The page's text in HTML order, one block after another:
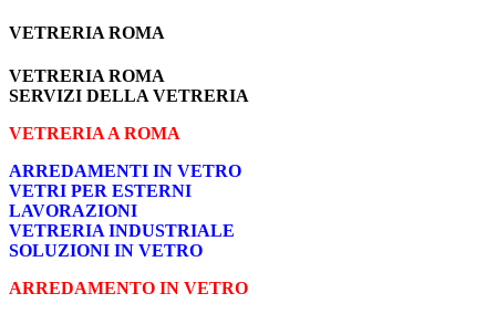
VETRERIA ROMA
VETRERIA ROMA
SERVIZI DELLA VETRERIA
VETRERIA A ROMA
ARREDAMENTI IN VETRO
VETRI PER ESTERNI
LAVORAZIONI
VETRERIA INDUSTRIALE
SOLUZIONI IN VETRO
ARREDAMENTO IN VETRO